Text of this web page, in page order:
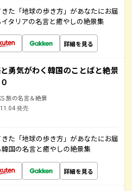
た「地球の歩き方」があなたにお届
タリアの名言と癒やしの絶景集
詳細を見る
勇気がわく韓国のことばと絶景
旅の名言＆絶景
発売
た「地球の歩き方」があなたにお届
国の名言と癒やしの絶景集
詳細を見る